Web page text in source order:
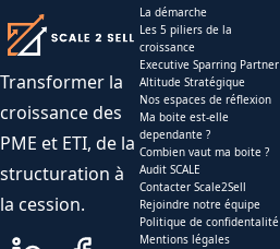
Transformer la
croissance des
PME et ETI, de la
structuration à
la cession.
La démarche
Les 5 piliers de la
croissance
Executive Sparring Partner
Altitude Stratégique
Nos espaces de réflexion
Ma boite est-elle
dependante ?
Combien vaut ma boite ?
Audit SCALE
Contacter Scale2Sell
Rejoindre notre équipe
Politique de confidentalité
Mentions légales